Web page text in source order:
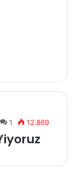
1 12.869